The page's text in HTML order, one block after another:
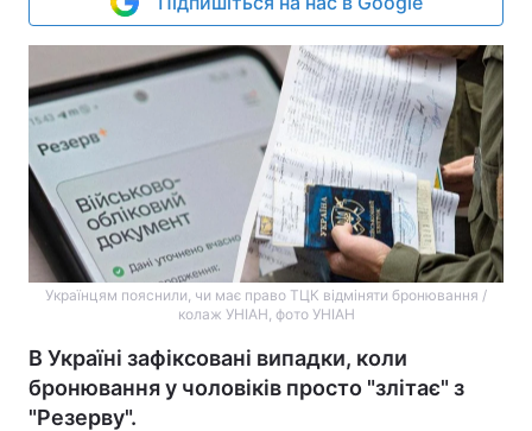
Українцям пояснили, чи має право ТЦК відміняти бронювання /
колаж УНІАН, фото УНІАН
В Україні зафіксовані випадки, коли
бронювання у чоловіків просто "злітає" з
"Резерву".